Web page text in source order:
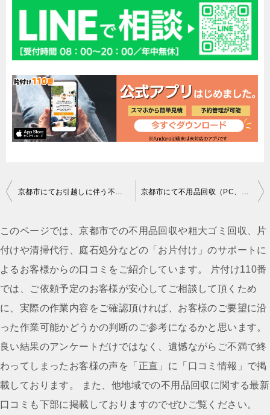
投
ナ
ビ
ゲ
ー
シ
ョ
ン
京都市にてお引越しに伴う不用品回収のご依頼 匿名希望様の声 京都市にて不用品回収（PC、空気清浄機）ご依頼の匿名希望様の声
このページでは、京都市での不用品回収や粗大ゴミ回収、片
付けや清掃代行、庭石処分などの「お片付け」のサポートに
よるお客様からの口コミをご紹介しています。 片付け110番
では、ご依頼予定のお客様が安心してご相談して頂くため
に、実際の作業内容をご確認頂ければ、お客様のご要望に沿
った作業可能かどうかの判断のご参考になるかと思います。
良い結果のアンケートだけではなく、遺憾ながらご不満で終
わってしまったお客様の声を「正直」に「口コミ情報」で掲
載しております。 また、他地域での不用品回収に関する最新
口コミも下部に掲載しておりますのでぜひご覧ください。